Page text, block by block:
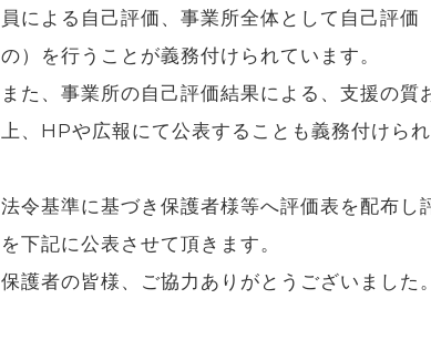
員による自己評価、事業所全体として自己評
の）を行うことが義務付けられています。
また、事業所の自己評価結果による、支援の質
上、HPや広報にて公表することも義務付けられ
法令基準に基づき保護者様等へ評価表を配布し
を下記に公表させて頂きます。
保護者の皆様、ご協力ありがとうございました。